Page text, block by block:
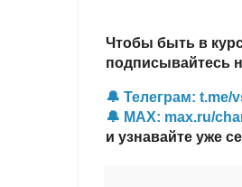
Чтобы быть в
подписывайтесь
🔔 Телеграм: t.me/
🔔 MAX: max.ru/
и узнавайте уже